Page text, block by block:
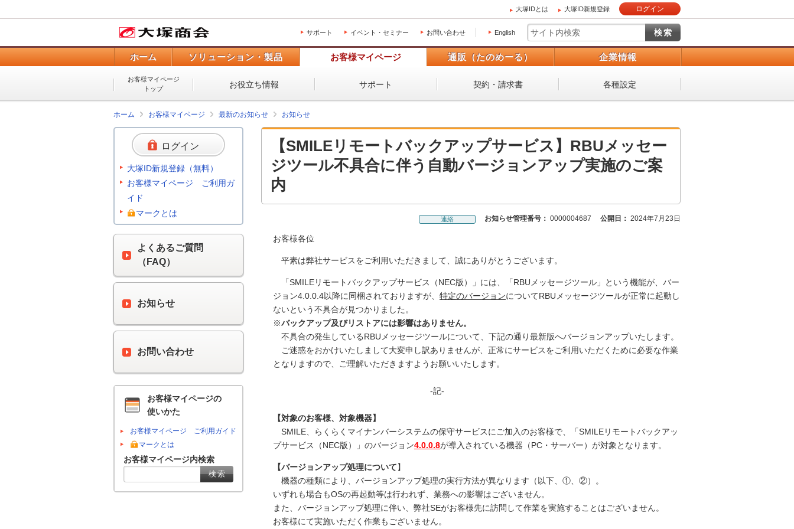
大塚IDとは 大塚ID新規登録 ログイン
サポート イベント・セミナー お問い合わせ English
ホーム ソリューション・製品 お客様マイページ 通販（たのめーる） 企業情報
お客様マイページ
トップ
お役立ち情報 サポート 契約・請求書 各種設定
ホーム お客様マイページ 最新のお知らせ お知らせ
【SMILEリモートバックアップサービス】RBUメッセー
ジツール不具合に伴う自動バージョンアップ実施のご案
内
連絡 お知らせ管理番号： 0000004687 公開日： 2024年7月23日
お客様各位
平素は弊社サービスをご利用いただきまして、誠にありがとうございます。
「SMILEリモートバックアップサービス（NEC版）」には、「RBUメッセージツール」という機能が、バー
ジョン4.0.0.4以降に同梱されておりますが、 特定のバージョンについてRBUメッセージツールが正常に起動し
ないという不具合が見つかりました。
※バックアップ及びリストアには影響はありません。
不具合の発生しているRBUメッセージツールについて、下記の通り最新版へバージョンアップいたします。
ご迷惑をおかけいたしまして大変申し訳ありませんが、正常にサービスをご利用いただくために必要な作業
となりますので、ご理解いただきますようお願いいたします。
-記-
【対象のお客様、対象機器】
SMILE、らくらくマイナンバーシステムの保守サービスにご加入のお客様で、「SMILEリモートバックアッ
プサービス（NEC版）」のバージョン4.0.0.8が導入されている機器（PC・サーバー）が対象となります。
【バージョンアップ処理について】
機器の種類により、バージョンアップ処理の実行方法が異なります（以下、①、②）。
いずれも場合もOSの再起動等は行われず、業務への影響はございません。
また、バージョンアップ処理に伴い、弊社SEがお客様先に訪問して作業を実施することはございません。
お客様にて実施いただく作業もございません。
ログイン
大塚ID新規登録（無料）
お客様マイページ ご利用ガ
イド
マークとは
よくあるご質問
（FAQ）
お知らせ
お問い合わせ
お客様マイページの
使いかた
お客様マイページ ご利用ガイド
マークとは
お客様マイページ内検索